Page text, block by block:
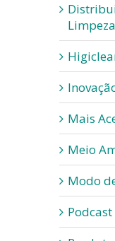
Limpeza
Mais
Meio
Modo
Podcast